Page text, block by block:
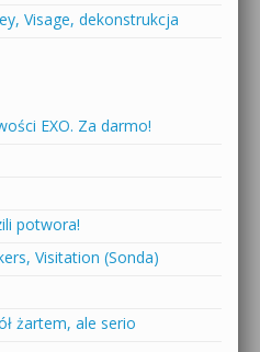
Visage, dekonstrukcja
EXO. Za darmo!
potwora!
Visitation (Sonda)
żartem, ale serio